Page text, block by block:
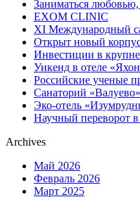
Заниматься любовью,
EXOM CLINIC
XI Международный
Открыт новый
Инвестиции в
Уикенд в отеле
Российские ученые
Санаторий
Эко-отель
Научный переворот
Archives
Май 2026
Февраль 2026
Март 2025